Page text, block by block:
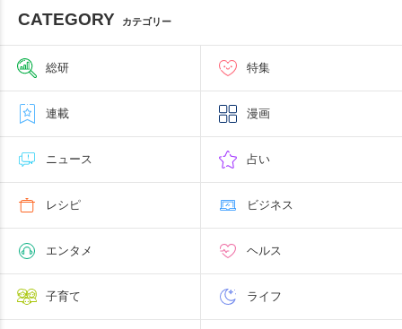
CATEGORY カテゴリー
総研 特集
連載 漫画
ニュース 占い
レシピ ビジネス
エンタメ ヘルス
子育て ライフ